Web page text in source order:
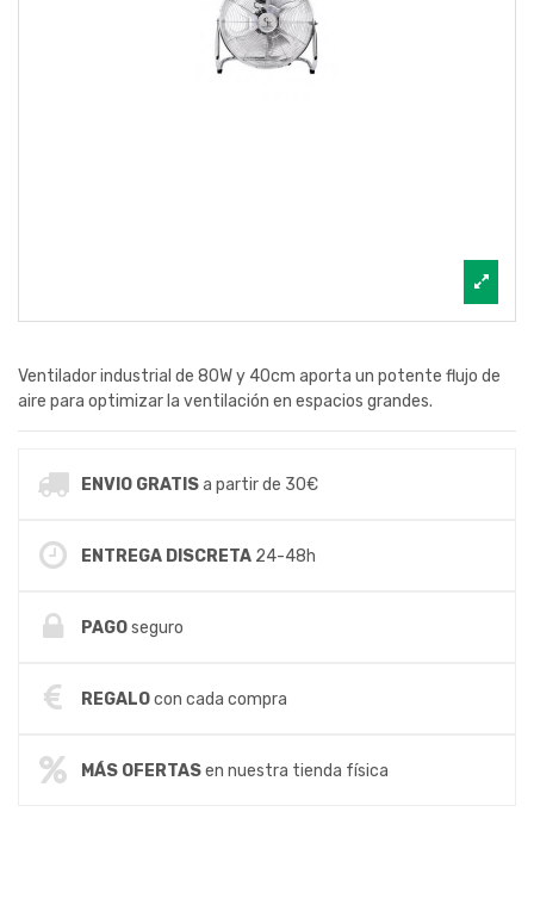
Ventilador industrial de 80W y 40cm aporta un potente flujo de
aire para optimizar la ventilación en espacios grandes.
ENVIO GRATISa partir de 30€
ENTREGA DISCRETA 24-48h
PAGOseguro
REGALOcon cada compra
MÁS OFERTASen nuestra tienda física